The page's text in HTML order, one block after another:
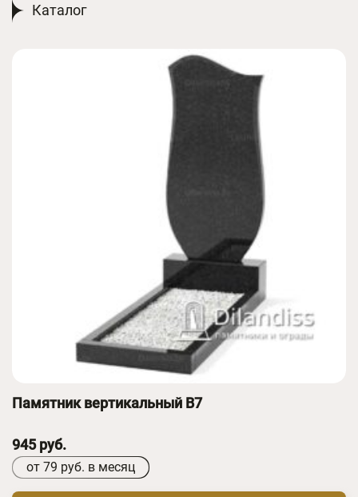
Каталог
Памятник вертикальный B7
945 руб.
от 79 руб. в месяц